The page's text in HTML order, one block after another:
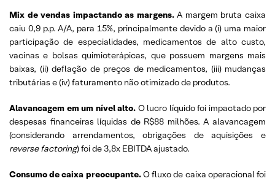
Mix de vendas impactando as margens.A margem bruta caixa
caiu 0,9 p.p. A/A, para 15%, principalmente devido a (i) uma maior
participação de especialidades, medicamentos de alto custo,
vacinas e bolsas quimioterápicas, que possuem margens mais
baixas, (ii) deflação de preços de medicamentos, (iii) mudanças
tributárias e (iv) faturamento não otimizado de produtos.
Alavancagem em um nível alto. O lucro líquido foi impactado por
despesas financeiras líquidas de R$88 milhões. A alavancagem
(considerando arrendamentos, obrigações de aquisições e
reverse factoring) foi de 3,8x EBITDA ajustado.
Consumo de caixa preocupante.O fluxo de caixa operacional foi